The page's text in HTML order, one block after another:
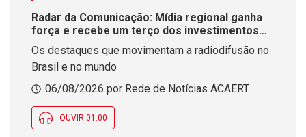
Radar da Comunicação: Mídia regional ganha
força e recebe um terço dos investimentos
publicitários no Brasil
Os destaques que movimentam a radiodifusão no
Brasil e no mundo
06/08/2026 por Rede de Notícias ACAERT
OUVIR 01:00